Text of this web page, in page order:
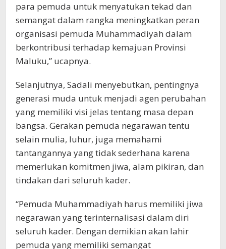
para pemuda untuk menyatukan tekad dan
semangat dalam rangka meningkatkan peran
organisasi pemuda Muhammadiyah dalam
berkontribusi terhadap kemajuan Provinsi
Maluku,” ucapnya.
Selanjutnya, Sadali menyebutkan, pentingnya
generasi muda untuk menjadi agen perubahan
yang memiliki visi jelas tentang masa depan
bangsa. Gerakan pemuda negarawan tentu
selain mulia, luhur, juga memahami
tantangannya yang tidak sederhana karena
memerlukan komitmen jiwa, alam pikiran, dan
tindakan dari seluruh kader.
“Pemuda Muhammadiyah harus memiliki jiwa
negarawan yang terinternalisasi dalam diri
seluruh kader. Dengan demikian akan lahir
pemuda yang memiliki semangat